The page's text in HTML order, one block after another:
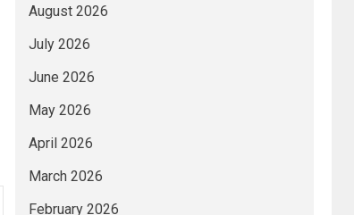
August 2026
July 2026
June 2026
May 2026
April 2026
March 2026
February 2026